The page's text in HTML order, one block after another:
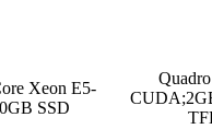
Xeon E5-
SSD